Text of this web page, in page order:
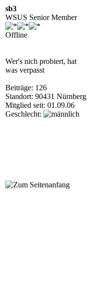
sb3
WSUS Senior Member
Offline
Wer's nich probiert, hat
was verpasst
Beiträge: 126
Standort: 90431 Nürnberg
Mitglied seit: 01.09.06
Geschlecht: